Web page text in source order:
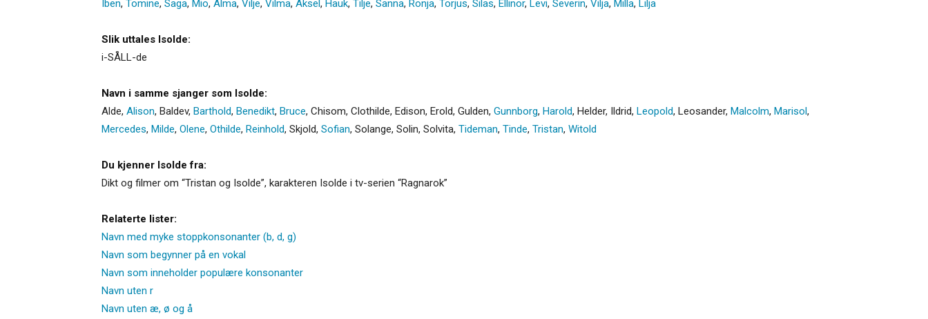
Iben, Tomine, Saga, Mio, Alma, Vilje, Vilma, Aksel, Hauk, Tilje, Sanna, Ronja, Torjus, Silas, Ellinor, Levi, Severin, Vilja, Milla, Lilja
Slik uttales Isolde:
i-SÅLL-de
Navn i samme sjanger som Isolde:
Alde, Alison, Baldev, Barthold, Benedikt, Bruce, Chisom, Clothilde, Edison, Erold, Gulden, Gunnborg, Harold, Helder, Ildrid, Leopold, Leosander, Malcolm, Marisol,
Mercedes, Milde, Olene, Othilde, Reinhold, Skjold, Sofian, Solange, Solin, Solvita, Tideman, Tinde, Tristan, Witold
Du kjenner Isolde fra:
Dikt og filmer om “Tristan og Isolde”, karakteren Isolde i tv-serien “Ragnarok”
Relaterte lister:
Navn med myke stoppkonsonanter (b, d, g)
Navn som begynner på en vokal
Navn som inneholder populære konsonanter
Navn uten r
Navn uten æ, ø og å